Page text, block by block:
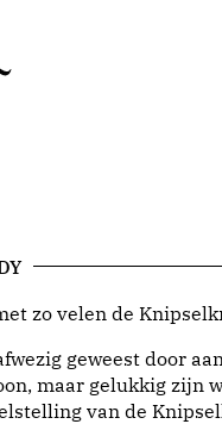
zo velen de
geweest door
maar gelukkig zijn
van de